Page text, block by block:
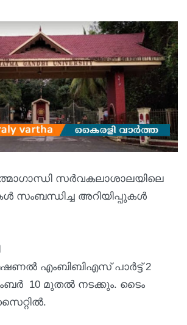
സർവകലാശാലയിലെ
സംബന്ധിച്ച അറിയിപ്പുകൾ
എംബിബിഎസ് പാര്‍ട്ട് 2
10 മുതല്‍ നടക്കും. ടൈം